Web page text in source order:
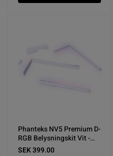
Phanteks NV5 Premium D-
RGB Belysningskit Vit -
Nyskick
SEK 399.00